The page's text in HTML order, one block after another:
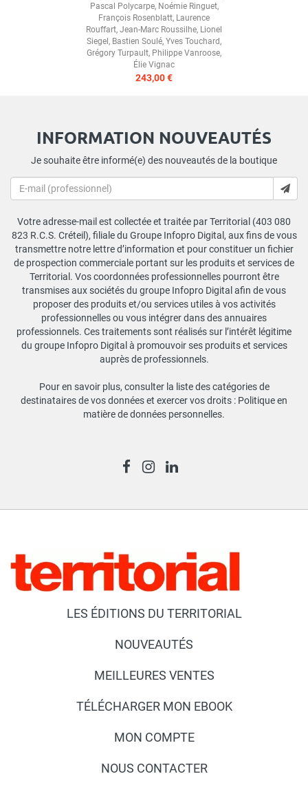
Pascal Polycarpe, Noémie Ringuet,
François Rosenblatt, Laurence
Rouffart, Jean-Marc Roussilhe, Lionel
Siegel, Bastien Soulé, Yves Touchard,
Grégory Turpault, Philippe Vanroose,
Élie Vignac
243,00 €
INFORMATION NOUVEAUTÉS
Je souhaite être informé(e) des nouveautés de la boutique
Votre adresse-mail est collectée et traitée par Territorial (403 080
823 R.C.S. Créteil), filiale du Groupe Infopro Digital, aux fins de vous
transmettre notre lettre d’information et pour constituer un fichier
de prospection commerciale portant sur les produits et services de
Territorial. Vos coordonnées professionnelles pourront être
transmises aux sociétés du groupe Infopro Digital afin de vous
proposer des produits et/ou services utiles à vos activités
professionnelles ou vous intégrer dans des annuaires
professionnels. Ces traitements sont réalisés sur l’intérêt légitime
du groupe Infopro Digital à promouvoir ses produits et services
auprès de professionnels.
Pour en savoir plus, consulter la liste des catégories de
destinataires de vos données et exercer vos droits : Politique en
matière de données personnelles.
LES ÉDITIONS DU TERRITORIAL
NOUVEAUTÉS
MEILLEURES VENTES
TÉLÉCHARGER MON EBOOK
MON COMPTE
NOUS CONTACTER